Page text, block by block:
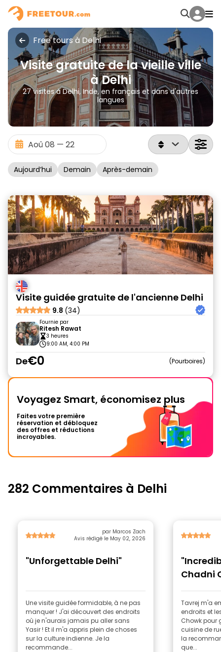
Free tours à Delhi
Visite gratuite de la vieille ville
à Delhi
27 visites à Delhi, Inde, en français et dans d'autres
langues
Aujourd’hui Demain Après-demain
Visite guidée gratuite de l'ancienne Delhi
9.8 (34)
Fournie par
Ritesh Rawat
3 heures
9:00 AM, 4:00 PM
De€0 Pourboires
Voyagez Smart, économisez plus
Faites votre première
réservation et débloquez
des offres et réductions
incroyables.
282 Commentaires à Delhi
par Marcos Zach
Avis rédigé le May 02, 2026
"Unforgettable Delhi"
Une visite guidée formidable, à ne pas
manquer ! J'ai découvert des endroits
où je n'aurais jamais pu aller sans
Yasir ! Et il m'a appris plein de choses
sur la culture indienne. Je la
recommande...
Chadni
Tavrej m'a
endroits et
Chowk pour
cuisine de
la
que...